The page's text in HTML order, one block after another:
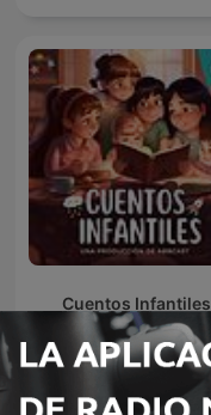
Cuentos Infantiles